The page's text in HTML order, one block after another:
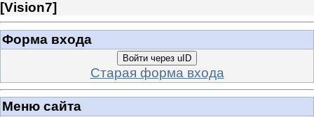
[Vision7]
Форма входа
Войти через uID
Старая форма входа
Меню сайта